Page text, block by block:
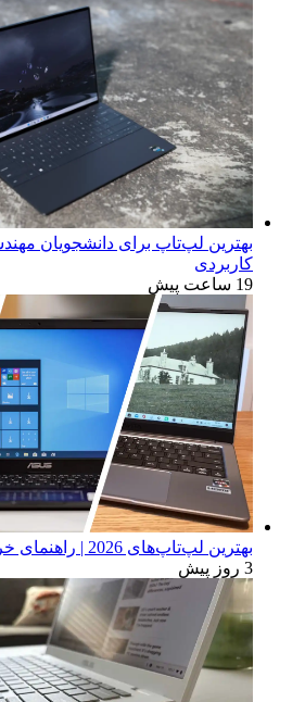
تبلیغات
آخرین اخبار